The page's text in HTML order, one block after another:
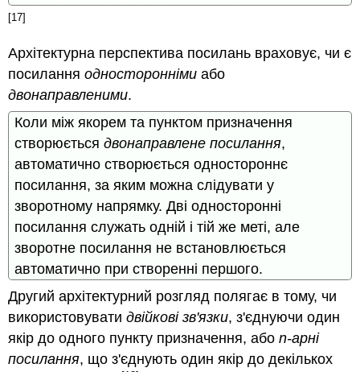
[17]
Архітектурна перспектива посилань враховує, чи є
посиланняодносторонніми або
двонаправленими.
Коли між якорем та пунктом призначення
створюєтьсядвонаправлене посилання,
автоматично створюється одностороннє
посилання, за яким можна слідувати у
зворотному напрямку. Дві односторонні
посилання служать одній і тій же меті, але
зворотне посилання не встановлюється
автоматично при створенні першого.
Другий архітектурний розгляд полягає в тому, чи
використовуватидвійкові зв'язки, з'єднуючи один
якір до одного пункту призначення, абоn-арні
посилання, що з'єднують один якір до декількох